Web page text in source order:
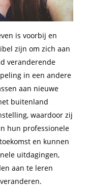
is voorbij en
zijn om zich aan
veranderende
in een andere
aan nieuwe
buitenland
waardoor zij
hun professionele
en kunnen
uitdagingen,
aan te leren